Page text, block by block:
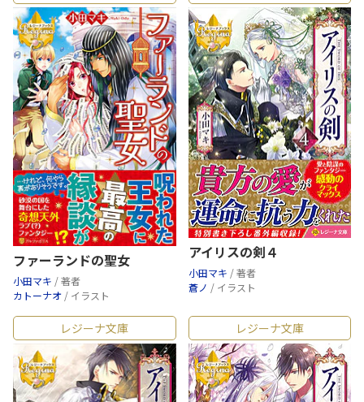
ファーランドの聖女
小田マキ / 著者
カトーナオ / イラスト
アイリスの剣４
小田マキ / 著者
蒼ノ / イラスト
レジーナ文庫 レジーナ文庫